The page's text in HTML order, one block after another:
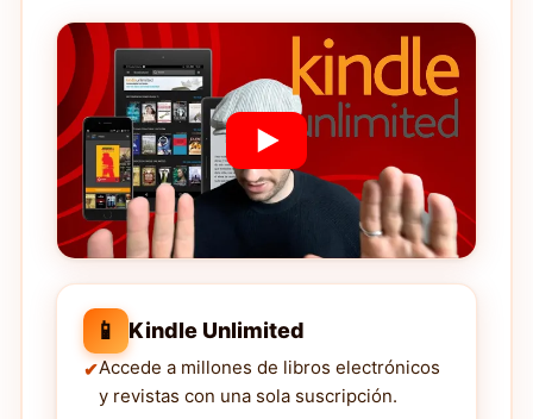
📱 Kindle Unlimited
Accede a millones de libros electrónicos
y revistas con una sola suscripción.